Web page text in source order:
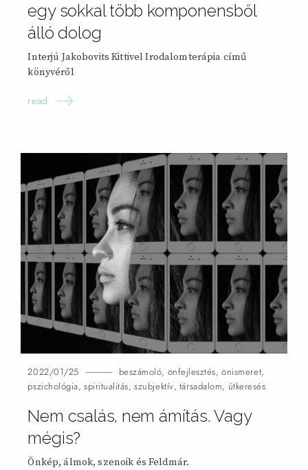
egy sokkal több komponensből
álló dolog
Interjú Jakobovits Kittivel Irodalomterápia című
könyvéről
read
2022/01/25 beszámoló, önfejlesztés,önismeret,
pszichológia,spiritualitás,szubjektív, társadalom, útkeresés
Nem csalás, nem ámítás. Vagy
mégis?
Önkép, álmok, szenoik és Feldmár.